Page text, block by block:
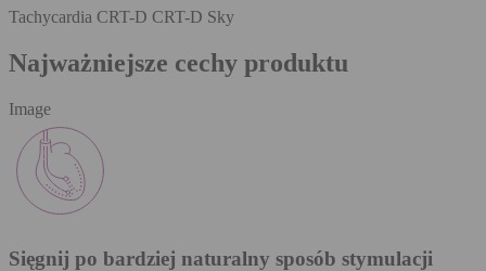
Tachycardia CRT-D CRT-D Sky
Najważniejsze cechy produktu
Image
Sięgnij po bardziej naturalny sposób stymulacji